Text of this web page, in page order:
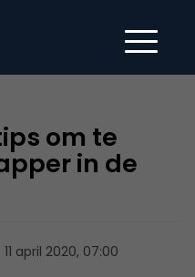
om te
in de
11 april 2020, 07:00